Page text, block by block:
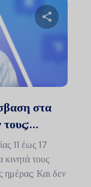
στα
τους;…
11 έως 17
κινητά τους
ημέρας; Και δεν